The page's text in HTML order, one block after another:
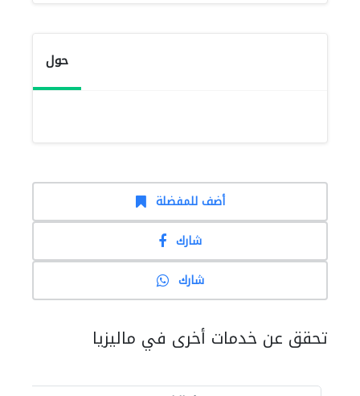
حول
أضف للمفضلة
شارك
شارك
تحقق عن خدمات أخرى في ماليزيا